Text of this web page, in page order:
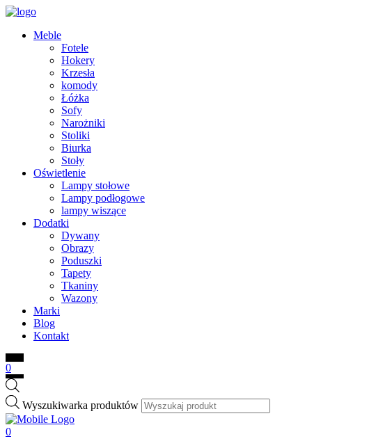
Meble
Fotele
Hokery
Krzesła
komody
Łóżka
Sofy
Narożniki
Stoliki
Biurka
Stoły
Oświetlenie
Lampy stołowe
Lampy podłogowe
lampy wiszące
Dodatki
Dywany
Obrazy
Poduszki
Tapety
Tkaniny
Wazony
Marki
Blog
Kontakt
0
Wyszukiwarka produktów
0